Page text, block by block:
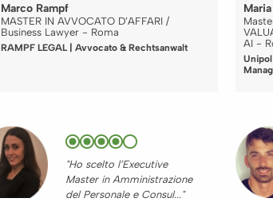
Marco Rampf
MASTER IN AVVOCATO D’AFFARI /
Business Lawyer - Roma
RAMPF LEGAL | Avvocato & Rechtsanwalt
AI -
"Ho scelto l’Executive
Master in Amministrazione
del Personale e Consul..."